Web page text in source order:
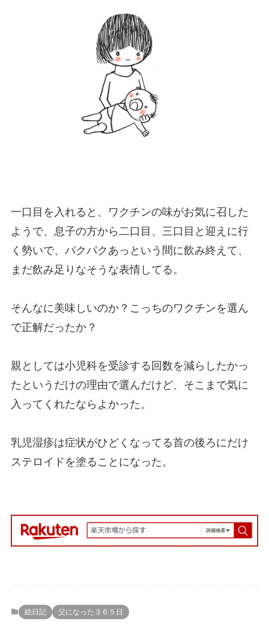
一口目を入れると、ワクチンの味がお気に召した
ようで、息子の方から二口目、三口目と迎えに行
く勢いで、パクパクあっという間に飲み終えて、
まだ飲み足りなそうな表情してる。
そんなに美味しいのか？こっちのワクチンを選ん
で正解だったか？
親としては小児科を受診する回数を減らしたかっ
たというだけの理由で選んだけど、そこまで気に
入ってくれたならよかった。
乳児湿疹は症状がひどくなってる首の後ろにだけ
ステロイドを塗ることになった。
絵日記 父になった３６５日